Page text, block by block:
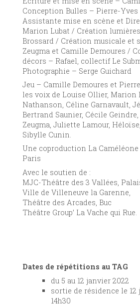
Conception Bulles – Pierre-
Assistante mise en scène et
Marion Lubat / Création
Brossard / Création musicale et
Zeugma et Camille Demoures /
décors – Rafael, collectif Le
Photographie – Serge Guichard
Jeu – Camille Demoures et
les voix de Louise Ollier, Marion
Nathanson, Céline Garnavault,
Bertrand Saunier, Cécile
Zeugma, Juliette Lamour,
Sibylle Cunin.
Une coproduction La Caméléone
Paris
Avec le soutien de :
MJC-Théâtre des 3 Vallées,
Ville de Villeneuve la Garenne,
Théâtre des Arcades, Buc
Théâtre Group’ La Vache qui Rue.
Dates de répétitions au TAG
du 5 au 12 janvier 2022
sortie de résidence le 12
14h30